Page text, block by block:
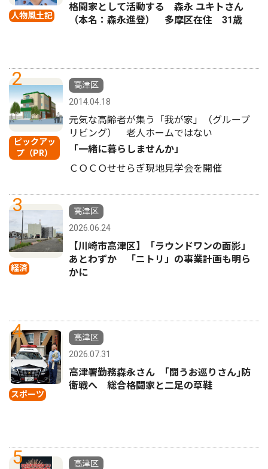
人物風土記
格闘家として活動する 森永 ユキトさん
（本名：森永進登） 多摩区在住 31歳
2
ピックアッ
プ（PR）
高津区
2014.04.18
元気な高齢者が集う「我が家」（グループ
リビング） 老人ホームではない
「一緒に暮らしませんか」
ＣＯＣＯせせらぎ現地見学会を開催
3
経済
高津区
2026.06.24
【川崎市高津区】「ラウンドワンの面影」
あとわずか 「ニトリ」の事業計画も明ら
かに
4
スポーツ
高津区
2026.07.31
高津署勤務森永さん ｢闘うお巡りさん｣防
衛戦へ 総合格闘家と二足の草鞋
5
高津区